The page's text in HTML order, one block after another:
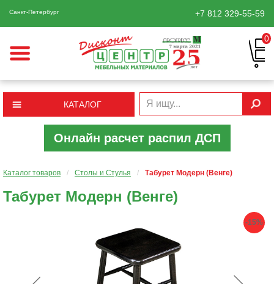
Санкт-Петербург +7 812 329-55-59
0
КАТАЛОГ
Онлайн расчет распил ДСП
Каталог товаров / Столы и Стулья / Табурет Модерн (Венге)
Табурет Модерн (Венге)
-15%